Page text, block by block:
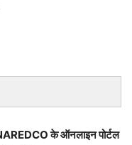
के ऑनलाइन पोर्टल